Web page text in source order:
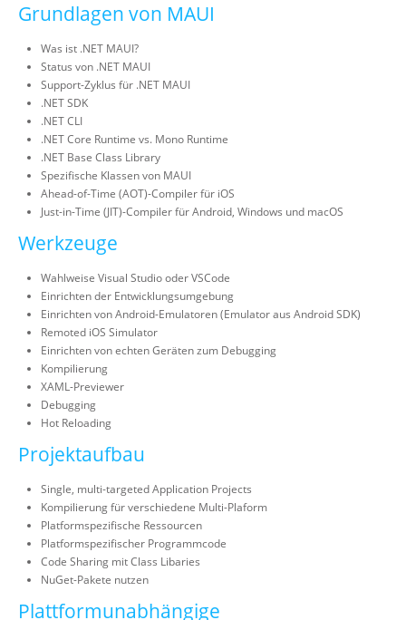
Grundlagen von MAUI
Was ist .NET MAUI?
Status von .NET MAUI
Support-Zyklus für .NET MAUI
.NET SDK
.NET CLI
.NET Core Runtime vs. Mono Runtime
.NET Base Class Library
Spezifische Klassen von MAUI
Ahead-of-Time (AOT)-Compiler für iOS
Just-in-Time (JIT)-Compiler für Android, Windows und macOS
Werkzeuge
Wahlweise Visual Studio oder VSCode
Einrichten der Entwicklungsumgebung
Einrichten von Android-Emulatoren (Emulator aus Android SDK)
Remoted iOS Simulator
Einrichten von echten Geräten zum Debugging
Kompilierung
XAML-Previewer
Debugging
Hot Reloading
Projektaufbau
Single, multi-targeted Application Projects
Kompilierung für verschiedene Multi-Plaform
Platformspezifische Ressourcen
Platformspezifischer Programmcode
Code Sharing mit Class Libaries
NuGet-Pakete nutzen
Plattformunabhängige